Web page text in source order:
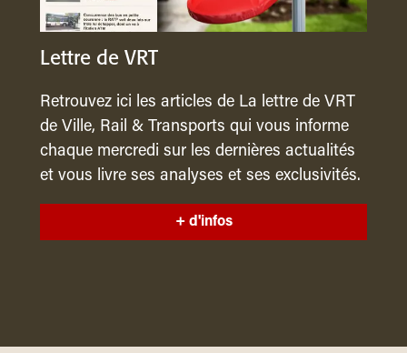
Lettre de VRT
Retrouvez ici les articles de La lettre de VRT
de Ville, Rail & Transports qui vous informe
chaque mercredi sur les dernières actualités
et vous livre ses analyses et ses exclusivités.
+ d'infos